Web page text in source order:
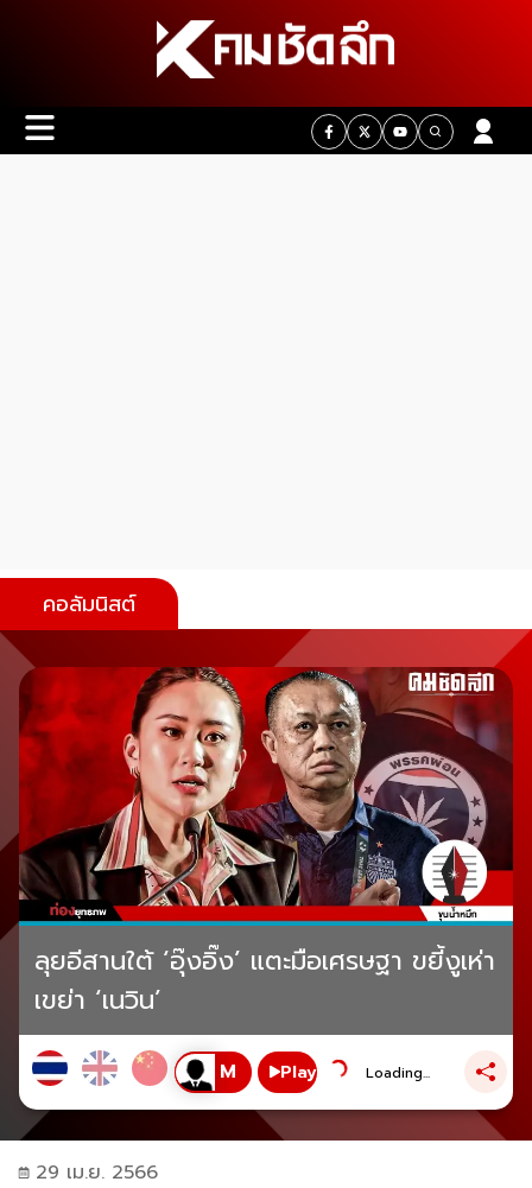
คอลัมนิสต์
ลุยอีสานใต้ ‘อุ๊งอิ๊ง’ แตะมือเศรษฐา ขยี้งูเห่า
เขย่า ‘เนวิน’
Play Loading...
29 เม.ย. 2566